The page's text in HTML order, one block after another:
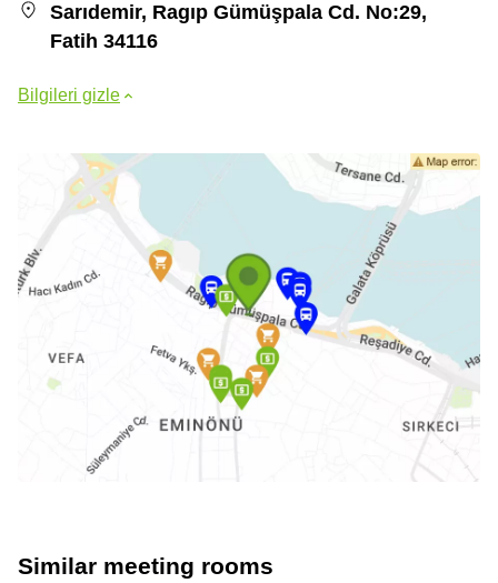
Sarıdemir, Ragıp Gümüşpala Cd. No:29,
Fatih 34116
Bilgileri gizle
Similar meeting rooms